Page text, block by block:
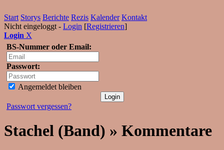
Start Storys Berichte Rezis Kalender Kontakt
Nicht eingeloggt - Login [Registrieren]
Login X
BS-Nummer oder Email:
Passwort:
Angemeldet bleiben
Passwort vergessen?
Stachel (Band) » Kommentare